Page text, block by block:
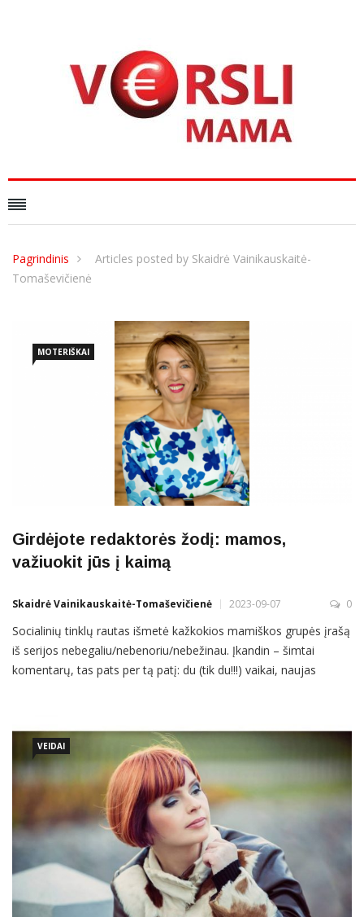
Pagrindinis
Articles posted by Skaidrė Vainikauskaitė-
Tomaševičienė
MOTERIŠKAI
Girdėjote redaktorės žodį: mamos,
važiuokit jūs į kaimą
Skaidrė Vainikauskaitė-Tomaševičienė 2023-09-07 0
Socialinių tinklų rautas išmetė kažkokios mamiškos grupės įrašą
iš serijos nebegaliu/nebenoriu/nebežinau. Įkandin – šimtai
komentarų, tas pats per tą patį: du (tik du!!!) vaikai, naujas
VEIDAI